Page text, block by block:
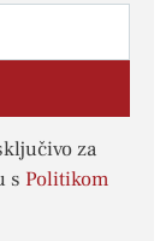
za
s Politikom